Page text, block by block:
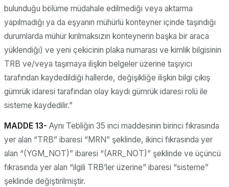
bulunduğu bölüme müdahale edilmediği veya aktarma
yapılmadığı ya da eşyanın mühürlü konteyner içinde taşındığı
durumlarda mühür kırılmaksızın konteynerin başka bir araca
yüklendiği) ve yeni çekicinin plaka numarası ve kimlik bilgisinin
TRB ve/veya taşımaya ilişkin belgeler üzerine taşıyıcı
tarafından kaydedildiği hallerde, değişikliğe ilişkin bilgi çıkış
gümrük idaresi tarafından olay kaydı gümrük idaresi rolü ile
sisteme kaydedilir.”
MADDE 13- Aynı Tebliğin 35 inci maddesinin birinci fıkrasında
yer alan “TRB” ibaresi “MRN” şeklinde, ikinci fıkrasında yer
alan “(YGM_NOT)” ibaresi “(ARR_NOT)” şeklinde ve üçüncü
fıkrasında yer alan “ilgili TRB’ler üzerine” ibaresi “sisteme”
şeklinde değiştirilmiştir.